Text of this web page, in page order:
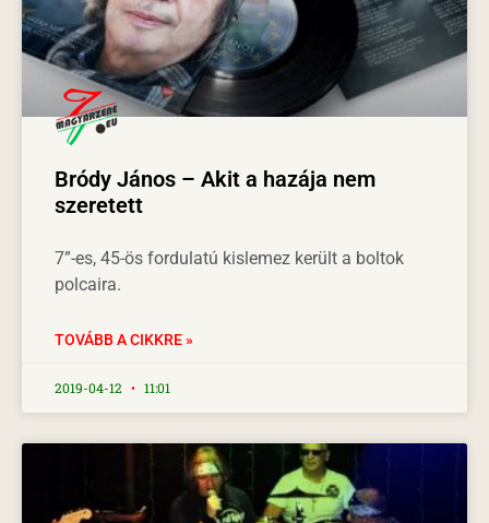
Bródy János – Akit a hazája nem
szeretett
7”-es, 45-ös fordulatú kislemez került a boltok
polcaira.
TOVÁBB A CIKKRE »
2019-04-12 11:01